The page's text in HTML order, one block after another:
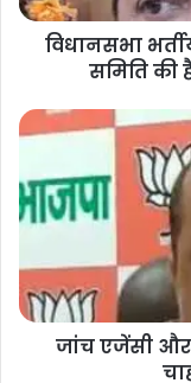
विधानसभा
समिति की
जांच एजेंसी और